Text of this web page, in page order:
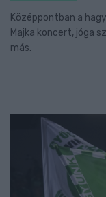
Középpontban a
Majka koncert, jóga
más.